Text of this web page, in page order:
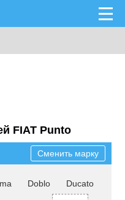
FIAT Punto
Сменить марку
Doblo Ducato